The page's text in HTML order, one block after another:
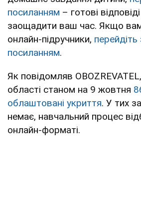
посиланням – готові
заощадити ваш час. Якщо вам
онлайн-підручники,
посиланням.
Як повідомляв OBOZREVATEL,
області станом на 9 жовтня
облаштовані укриття. У тих
немає, навчальний процес
онлайн-форматі.